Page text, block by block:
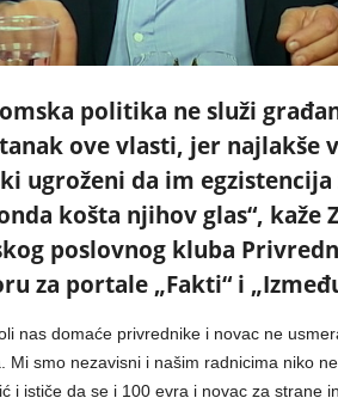
politika ne služi
ove vlasti, jer najlakše
ugroženi da im
košta njihov glas“, kaže
poslovnog kluba
za portale „Fakti“ i
nas domaće privrednike i novac ne
Mi smo nezavisni i našim radnicima niko
i ističe da se i 100 evra i novac za strane